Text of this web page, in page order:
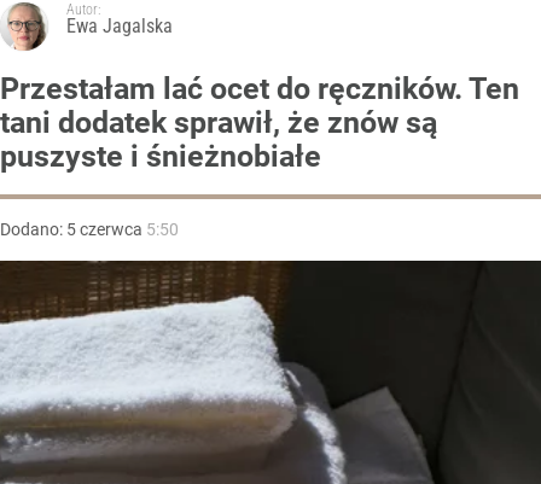
Autor:
Ewa Jagalska
Przestałam lać ocet do ręczników. Ten
tani dodatek sprawił, że znów są
puszyste i śnieżnobiałe
Dodano: 5czerwca 5:50